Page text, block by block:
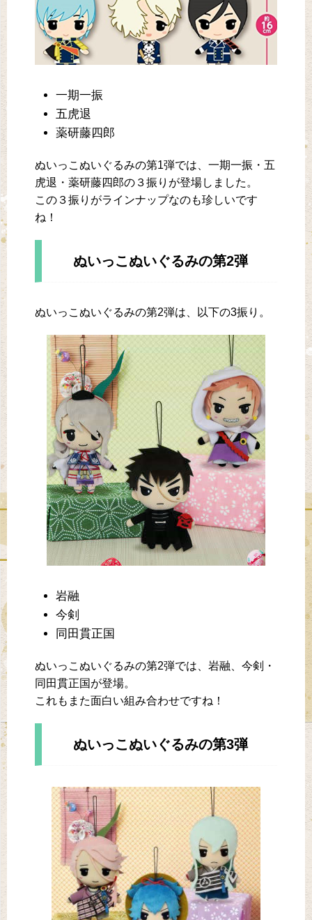
一期一振
五虎退
薬研藤四郎
ぬいっこぬいぐるみの第1弾では、一期一振・五
虎退・薬研藤四郎の３振りが登場しました。
この３振りがラインナップなのも珍しいです
ね！
ぬいっこぬいぐるみの第2弾
ぬいっこぬいぐるみの第2弾は、以下の3振り。
岩融
今剣
同田貫正国
ぬいっこぬいぐるみの第2弾では、岩融、今剣・
同田貫正国が登場。
これもまた面白い組み合わせですね！
ぬいっこぬいぐるみの第3弾